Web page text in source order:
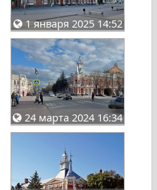
1 января 2025 14:52
24 марта 2024 16:34